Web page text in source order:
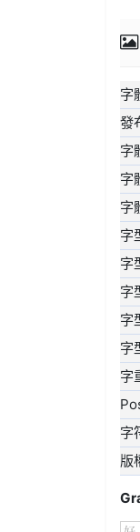
字
發
字
字
字
字
字
字
字
字
字
字
版